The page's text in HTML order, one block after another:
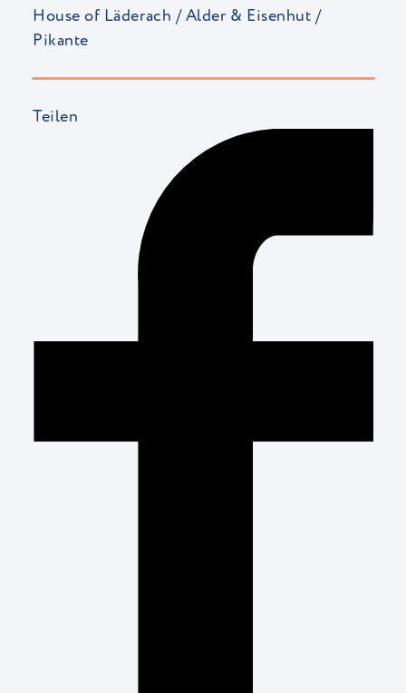
House of Läderach / Alder & Eisenhut /
Pikante
Teilen